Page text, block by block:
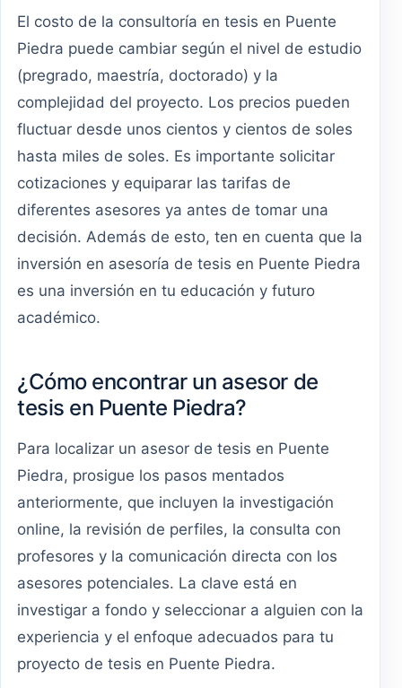
El costo de la consultoría en tesis en Puente
Piedra puede cambiar según el nivel de estudio
(pregrado, maestría, doctorado) y la
complejidad del proyecto. Los precios pueden
fluctuar desde unos cientos y cientos de soles
hasta miles de soles. Es importante solicitar
cotizaciones y equiparar las tarifas de
diferentes asesores ya antes de tomar una
decisión. Además de esto, ten en cuenta que la
inversión en asesoría de tesis en Puente Piedra
es una inversión en tu educación y futuro
académico.
¿Cómo encontrar un asesor de
tesis en Puente Piedra?
Para localizar un asesor de tesis en Puente
Piedra, prosigue los pasos mentados
anteriormente, que incluyen la investigación
online, la revisión de perfiles, la consulta con
profesores y la comunicación directa con los
asesores potenciales. La clave está en
investigar a fondo y seleccionar a alguien con la
experiencia y el enfoque adecuados para tu
proyecto de tesis en Puente Piedra.